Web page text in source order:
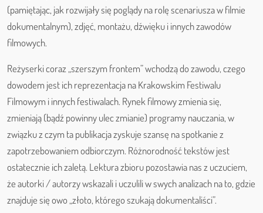
(pamiętając, jak rozwijały się poglądy na rolę scenariusza w filmie
dokumentalnym), zdjęć, montażu, dźwięku i innych zawodów
filmowych.
Reżyserki coraz „szerszym frontem” wchodzą do zawodu, czego
dowodem jest ich reprezentacja na Krakowskim Festiwalu
Filmowym i innych festiwalach. Rynek filmowy zmienia się,
zmieniają (bądź powinny ulec zmianie) programy nauczania, w
związku z czym ta publikacja zyskuje szansę na spotkanie z
zapotrzebowaniem odbiorczym. Różnorodność tekstów jest
ostatecznie ich zaletą. Lektura zbioru pozostawia nas z uczuciem,
że autorki / autorzy wskazali i uczulili w swych analizach na to, gdzie
znajduje się owo „złoto, którego szukają dokumentaliści”.